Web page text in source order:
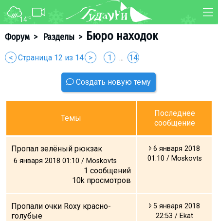
14°C
Форум > Разделы > Бюро находок
< Страница 12 из 14 > 1 ... 14
Создать новую тему
Темы
Последнее
сообщение
Пропал зелёный рюкзак
6 января 2018 01:10 / Moskovts
1 сообщений
10k просмотров
6 января 2018
01:10 / Moskovts
Пропали очки Roxy красно-
голубые
5 января 2018
22:53 / Ekat
ФОРУМ КАРТА
WEBCAM
ТРАНСФЕР
О курорте
Ски-пасс
Прокат
Дети в Гудаури
Развлечения
Календарь событий
Гудаури